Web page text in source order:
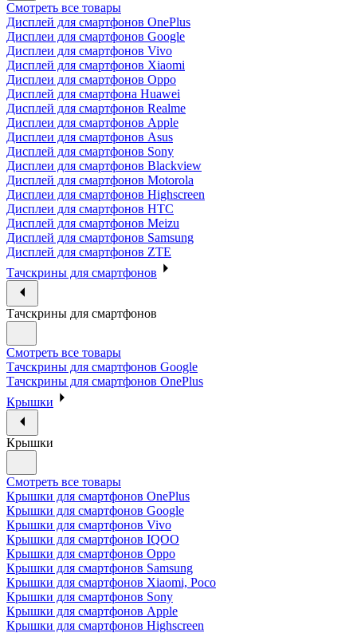
Смотреть все товары
Дисплей для смартфонов OnePlus
Дисплеи для смартфонов Google
Дисплеи для смартфонов Vivo
Дисплей для смартфонов Xiaomi
Дисплеи для смартфонов Oppo
Дисплей для смартфона Huawei
Дисплей для смартфонов Realme
Дисплеи для смартфонов Apple
Дисплеи для смартфонов Asus
Дисплей для смартфонов Sony
Дисплеи для смартфонов Blackview
Дисплей для смартфонов Motorola
Дисплеи для смартфонов Highscreen
Дисплеи для смартфонов HTC
Дисплей для смартфонов Meizu
Дисплей для смартфонов Samsung
Дисплей для смартфонов ZTE
Тачскрины для смартфонов
Тачскрины для смартфонов
Смотреть все товары
Тачскрины для смартфонов Google
Тачскрины для смартфонов OnePlus
Крышки
Крышки
Смотреть все товары
Крышки для смартфонов OnePlus
Крышки для смартфонов Google
Крышки для смартфонов Vivo
Крышки для смартфонов IQOO
Крышки для смартфонов Oppo
Крышки для смартфонов Samsung
Крышки для смартфонов Xiaomi, Poco
Крышки для смартфонов Sony
Крышки для смартфонов Apple
Крышки для смартфонов Highscreen